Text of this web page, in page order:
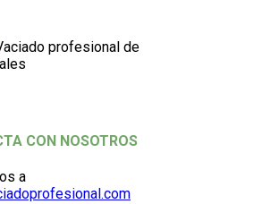
CON NOSOTROS
a